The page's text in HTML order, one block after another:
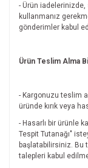
- Ürün
kullanmanız
gönderimler kabul
Ürün Teslim Alma
- Kargonuzu teslim
üründe kırık veya
- Hasarlı bir ürünle
Tespit Tutanağı"
başlatabilirsiniz. Bu
talepleri kabul